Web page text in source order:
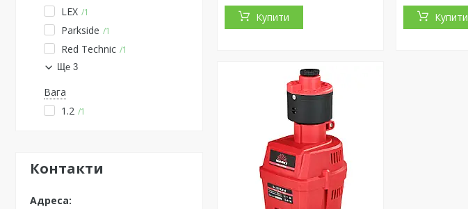
LEX 1
Parkside 1
Red Technic 1
Ще 3
Вага
1.2 1
Контакти
Купити Купити